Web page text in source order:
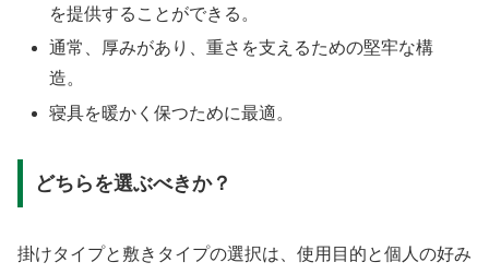
を提供することができる。
通常、厚みがあり、重さを支えるための堅牢な構
造。
寝具を暖かく保つために最適。
どちらを選ぶべきか？
掛けタイプと敷きタイプの選択は、使用目的と個人の好み